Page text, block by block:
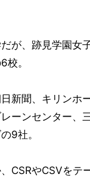
が、跡見学園女
校。
新聞、キリンホ
ーンセンター、
9社。
CSRやCSVをテ